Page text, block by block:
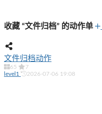
收藏 “文件归档” 的动作单
文件归档动作
65
7
level1
2026-07-06 19:08